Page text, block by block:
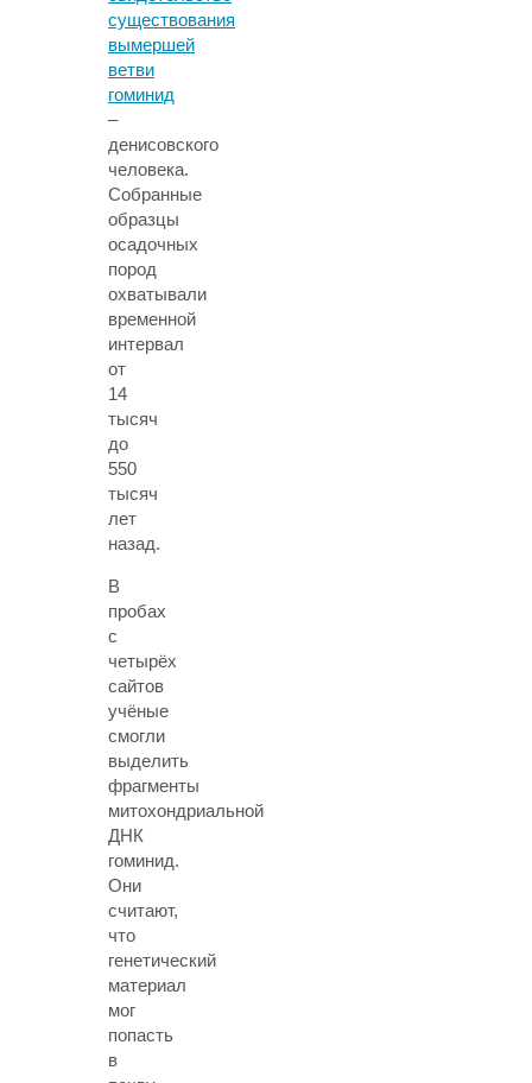
существования
вымершей
ветви
гоминид
–
денисовского
человека.
Собранные
образцы
осадочных
пород
охватывали
временной
интервал
от
14
тысяч
до
550
тысяч
лет
назад.
В
пробах
с
четырёх
сайтов
учёные
смогли
выделить
фрагменты
митохондриальной
ДНК
гоминид.
Они
считают,
что
генетический
материал
мог
попасть
в